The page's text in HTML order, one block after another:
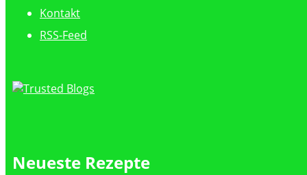
Kontakt
RSS-Feed
Neueste Rezepte